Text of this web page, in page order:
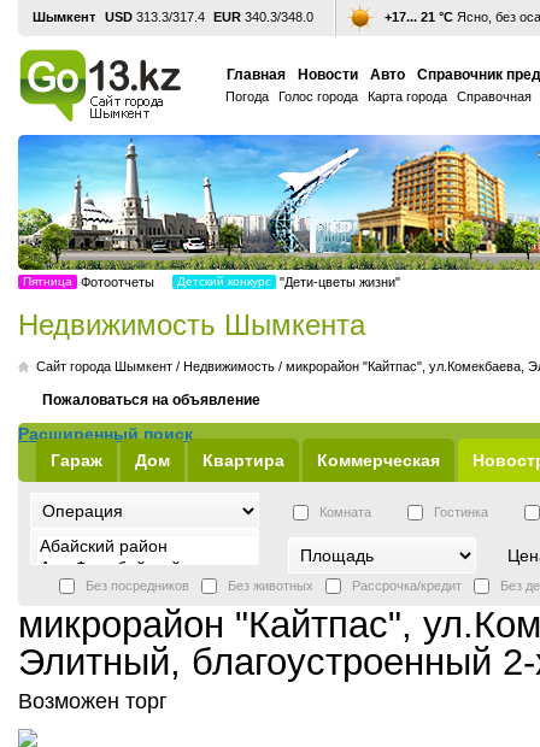
Шымкент USD 313.3/317.4 EUR 340.3/348.0 +17... 21 °С Ясно, без
Главная Новости Авто Справочник
Погода Голос города Карта города Справочная
Пятница Фотоотчеты Детский конкурс "Дети-цветы жизни"
Недвижимость Шымкента
Cайт города Шымкент / Недвижимость / микрорайон "Кайтпас", ул.Комекбаева,
Пожаловаться на объявление
Гараж Дом Квартира Коммерческая
Расширенный поиск
Комната Гостинка
Без посредников Без животных Рассрочка/кредит Без
микрорайон "Кайтпас",
Элитный, благоустроенный
Возможен торг